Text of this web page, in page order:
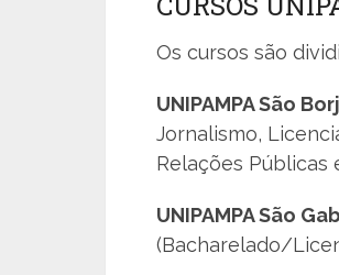
Os cursos são
UNIPAMPA São
Jornalismo,
Relações Públicas
UNIPAMPA São
(Bacharelado/